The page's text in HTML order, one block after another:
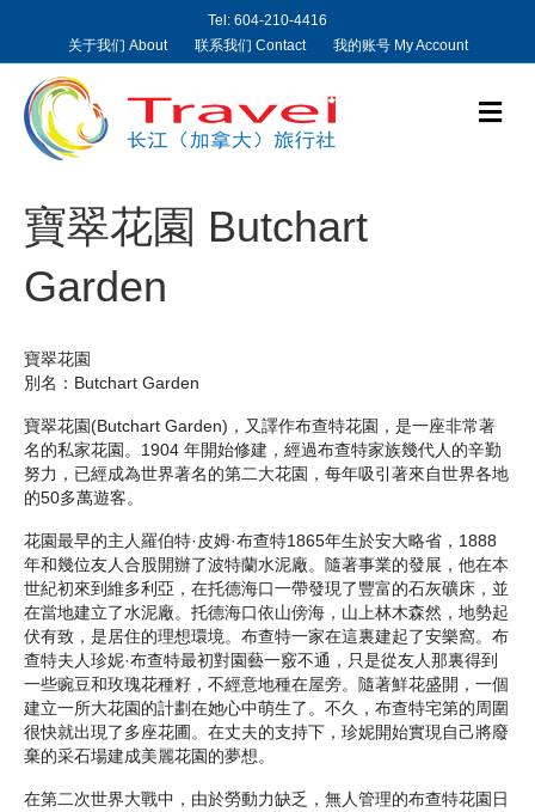
Tel: 604-210-4416
关于我们 About
联系我们 Contact 我的账号 My Account
M
e
寶翠花園 Butchart
Garden
寶翠花園
別名：Butchart Garden
寶翠花園(Butchart Garden)，又譯作布查特花園，是一座非常著
名的私家花園。1904 年開始修建，經過布查特家族幾代人的辛勤
努力，已經成為世界著名的第二大花園，每年吸引著來自世界各地
的50多萬遊客。
花園最早的主人羅伯特·皮姆·布查特1865年生於安大略省，1888
年和幾位友人合股開辦了波特蘭水泥廠。隨著事業的發展，他在本
世紀初來到維多利亞，在托德海口一帶發現了豐富的石灰礦床，並
在當地建立了水泥廠。托德海口依山傍海，山上林木森然，地勢起
伏有致，是居住的理想環境。布查特一家在這裏建起了安樂窩。布
查特夫人珍妮·布查特最初對園藝一竅不通，只是從友人那裏得到
一些豌豆和玫瑰花種籽，不經意地種在屋旁。隨著鮮花盛開，一個
建立一所大花園的計劃在她心中萌生了。不久，布查特宅第的周圍
很快就出現了多座花圃。在丈夫的支持下，珍妮開始實現自己將廢
棄的采石場建成美麗花園的夢想。
在第二次世界大戰中，由於勞動力缺乏，無人管理的布查特花園日